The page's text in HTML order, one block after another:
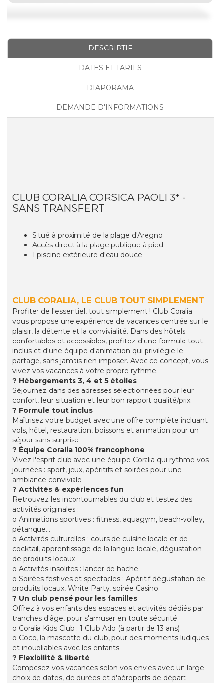
DESCRIPTIF
DATES ET TARIFS
DIAPORAMA
DEMANDE D'INFORMATIONS
CLUB CORALIA CORSICA PAOLI 3* -
SANS TRANSFERT
Situé à proximité de la plage d'Aregno
Accès direct à la plage publique à pied
1 piscine extérieure d'eau douce
CLUB CORALIA, LE CLUB TOUT SIMPLEMENT
Profiter de l'essentiel, tout simplement ! Club Coralia
vous propose une expérience de vacances centrée sur le
plaisir, la détente et la convivialité. Dans des hôtels
confortables et accessibles, profitez d'une formule tout
inclus et d'une équipe d'animation qui privilégie le
partage, sans jamais rien imposer. Avec ce concept, vous
vivez vos vacances à votre propre rythme.
? Hébergements 3, 4 et 5 étoiles
Séjournez dans des adresses sélectionnées pour leur
confort, leur situation et leur bon rapport qualité/prix
? Formule tout inclus
Maîtrisez votre budget avec une offre complète incluant
vols, hôtel, restauration, boissons et animation pour un
séjour sans surprise
? Équipe Coralia 100% francophone
Vivez l'esprit club avec une équipe Coralia qui rythme vos
journées : sport, jeux, apéritifs et soirées pour une
ambiance conviviale
? Activités & expériences fun
Retrouvez les incontournables du club et testez des
activités originales :
o Animations sportives : fitness, aquagym, beach-volley,
pétanque...
o Activités culturelles : cours de cuisine locale et de
cocktail, apprentissage de la langue locale, dégustation
de produits locaux
o Activités insolites : lancer de hache.
o Soirées festives et spectacles : Apéritif dégustation de
produits locaux, White Party, soirée Casino.
? Un club pensé pour les familles
Offrez à vos enfants des espaces et activités dédiés par
tranches d'âge, pour s'amuser en toute sécurité
o Coralia Kids Club : 1 Club Ado (à partir de 13 ans)
o Coco, la mascotte du club, pour des moments ludiques
et inoubliables avec les enfants
? Flexibilité & liberté
Composez vos vacances selon vos envies avec un large
choix de dates, de durées et d'aéroports de départ